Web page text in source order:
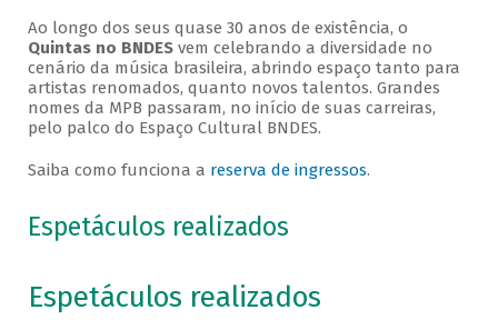
Ao longo dos seus quase 30 anos de existência, o
Quintas no BNDESvem celebrando a diversidade no
cenário da música brasileira, abrindo espaço tanto para
artistas renomados, quanto novos talentos. Grandes
nomes da MPB passaram, no início de suas carreiras,
pelo palco do Espaço Cultural BNDES.
Saiba como funciona a reserva de ingressos.
Espetáculos realizados
Espetáculos realizados